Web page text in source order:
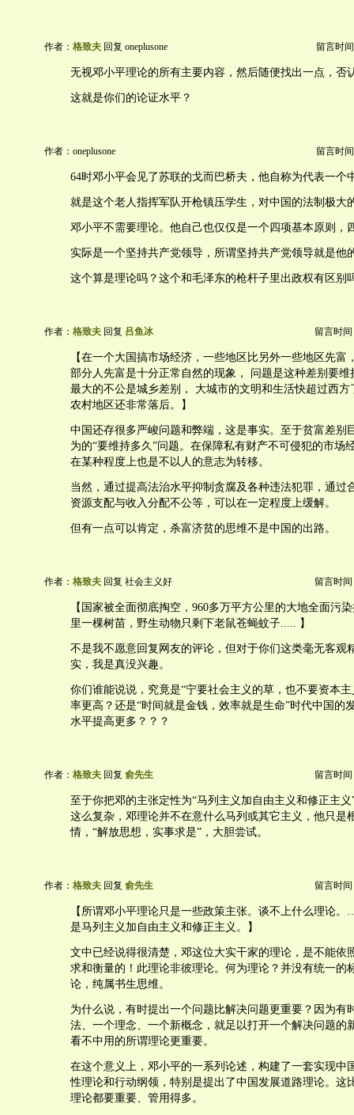
作者： 格致夫 回复 oneplusone 留言时
无视邓小平理论的所有主要内容，然后随便找出一点，否
这就是你们的论证水平？
作者：oneplusone 留言时
64时邓小平会见了苏联的戈而巴桥夫，他自称为代表一个
就是这个老人指挥军队开枪镇压学生，对中国的法制极大
邓小平不需要理论。他自己也仅仅是一个四项基本原则，
实际是一个坚持共产党领导，所谓坚持共产党领导就是他
这个算是理论吗？这个和毛泽东的枪杆子里出政权有区别
作者： 格致夫 回复 吕鱼冰 留言时间
【在一个大国搞市场经济，一些地区比另外一些地区先富
部分人先富是十分正常自然的现象， 问题是这种差别要维
最大的不公是城乡差别， 大城市的文明和生活快超过西方
农村地区还非常落后。】
中国还存很多严峻问题和弊端，这是事实。至于贫富差别
为的“要维持多久”问题。在保障私有财产不可侵犯的市场
在某种程度上也是不以人的意志为转移。
当然，通过提高法治水平抑制贪腐及各种违法犯罪，通过
资源支配与收入分配不公等，可以在一定程度上缓解。
但有一点可以肯定，杀富济贫的思维不是中国的出路。
作者： 格致夫 回复 社会主义好 留言时间
【国家被全面彻底掏空，960多万平方公里的大地全面污
里一棵树苗，野生动物只剩下老鼠苍蝇蚊子..... 】
不是我不愿意回复网友的评论，但对于你们这类毫无客观
实，我是真没兴趣。
你们谁能说说，究竟是“宁要社会主义的草，也不要资本
率更高？还是“时间就是金钱，效率就是生命”时代中国的
水平提高更多？？？
作者： 格致夫 回复 俞先生 留言时间
至于你把邓的主张定性为“马列主义加自由主义和修正主
这么复杂，邓理论并不在意什么马列或其它主义，他只是
情，“解放思想，实事求是”，大胆尝试。
作者： 格致夫 回复 俞先生 留言时间
【所谓邓小平理论只是一些政策主张。谈不上什么理论
是马列主义加自由主义和修正主义。】
文中已经说得很清楚，邓这位大实干家的理论，是不能依
求和衡量的！此理论非彼理论。何为理论？并没有统一的
论，纯属书生思维。
为什么说，有时提出一个问题比解决问题更重要？因为有
法、一个理念、一个新概念，就足以打开一个解决问题的
看不中用的所谓理论更重要。
在这个意义上，邓小平的一系列论述，构建了一套实现中
性理论和行动纲领，特别是提出了中国发展道路理论。这
理论都要重要、管用得多。